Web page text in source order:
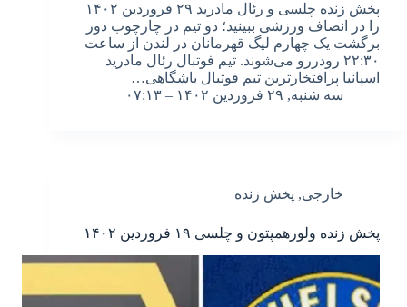
پخش زنده چلسی و رئال مادرید ۲۹ فروردین ۱۴۰۲
را در انصاف ورزشی ببینید؛ دو تیم در چارچوب دور
برگشت یک چهارم لیگ قهرمانان در لندن از ساعت
۲۲:۳۰ رودررو می‌شوند. تیم فوتبال رئال مادرید
اسپانیا پرافتخارترین تیم فوتبال باشگاهی…
سه شنبه, ۲۹ فروردین ۱۴۰۲ – ۰۷:۱۳
خارجی, پخش زنده
پخش زنده ولورهمپتون و چلسی ۱۹ فروردین ۱۴۰۲